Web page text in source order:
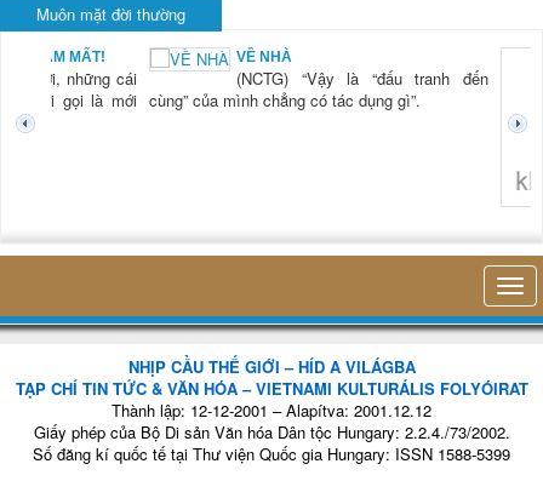
Muôn mặt đời thường
NAM MẤT!
“Xời, những cái
mới gọi là mới
VỀ NHÀ
(NCTG) “Vậy là “đấu tranh đến
cùng” của mình chẳng có tác dụng gì”.
NHỊP CẦU THẾ GIỚI – HÍD A VILÁGBA
TẠP CHÍ TIN TỨC & VĂN HÓA – VIETNAMI KULTURÁLIS FOLYÓIRAT
Thành lập: 12-12-2001 – Alapítva: 2001.12.12
Giấy phép của Bộ Di sản Văn hóa Dân tộc Hungary: 2.2.4./73/2002.
Số đăng kí quốc tế tại Thư viện Quốc gia Hungary: ISSN 1588-5399